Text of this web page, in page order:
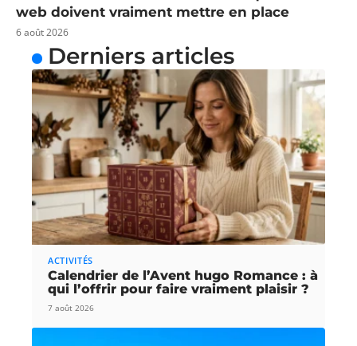
web doivent vraiment mettre en place
6 août 2026
Derniers articles
ACTIVITÉS
Calendrier de l’Avent hugo Romance : à
qui l’offrir pour faire vraiment plaisir ?
7 août 2026